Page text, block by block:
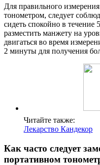
Для правильного
тонометром, следует
сидеть спокойно в течение
разместить манжету на
двигаться во время
2 минуты для получения
Читайте также:
Лекарство Кандекор
Как часто следует
портативном